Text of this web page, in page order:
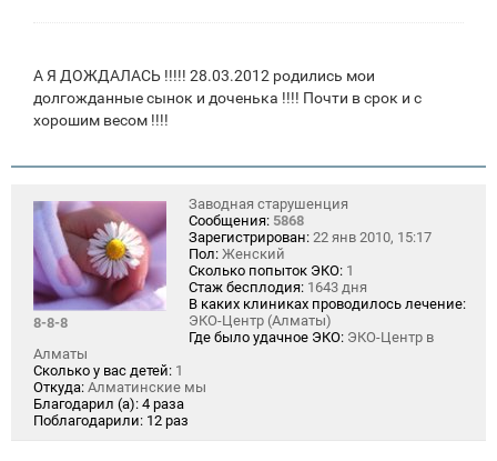
А Я ДОЖДАЛАСЬ !!!!! 28.03.2012 родились мои
долгожданные сынок и доченька !!!! Почти в срок и с
хорошим весом !!!!
8-8-8
Заводная старушенция
Сообщения: 5868
Зарегистрирован: 22 янв 2010, 15:17
Пол: Женский
Сколько попыток ЭКО: 1
Стаж бесплодия: 1643 дня
В каких клиниках проводилось лечение:
ЭКО-Центр (Алматы)
Где было удачное ЭКО: ЭКО-Центр в
Алматы
Сколько у вас детей: 1
Откуда: Алматинские мы
Благодарил (а): 4 раза
Поблагодарили: 12 раз